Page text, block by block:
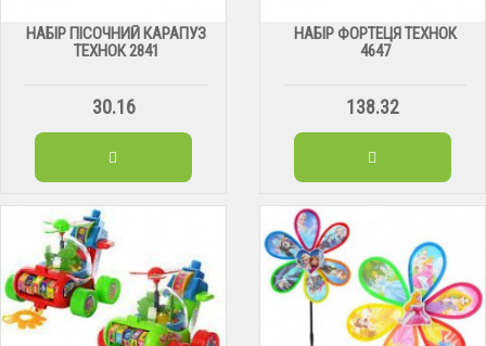
НАБІР ПІСОЧНИЙ КАРАПУЗ
ТЕХНОК 2841
30.16
НАБІР ФОРТЕЦЯ ТЕХНОК
4647
138.32